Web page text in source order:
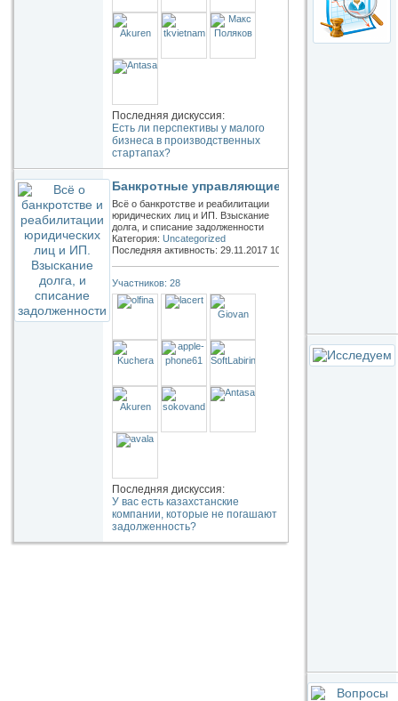
Последняя дискуссия:
Есть ли перспективы у малого
бизнеса в производственных
стартапах?
Банкротные управляющие
Всё о банкротстве и реабилитации
юридических лиц и ИП. Взыскание
долга, и списание задолженности
Категория: Uncategorized
Последняя активность: 29.11.2017 10:19
Участников: 28
Последняя дискуссия:
У вас есть казахстанские
компании, которые не погашают
задолженность?